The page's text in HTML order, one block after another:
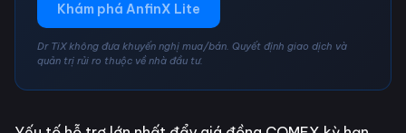
Khám phá AnfinX Lite
Dr TiX không đưa khuyến nghị mua/bán. Quyết định giao dịch và
quản trị rủi ro thuộc về nhà đầu tư.